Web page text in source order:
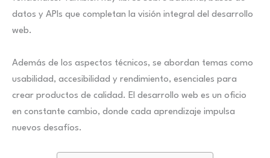
datos y APIs que completan la visión integral del desarrollo
web.
Además de los aspectos técnicos, se abordan temas como
usabilidad, accesibilidad y rendimiento, esenciales para
crear productos de calidad. El desarrollo web es un oficio
en constante cambio, donde cada aprendizaje impulsa
nuevos desafíos.